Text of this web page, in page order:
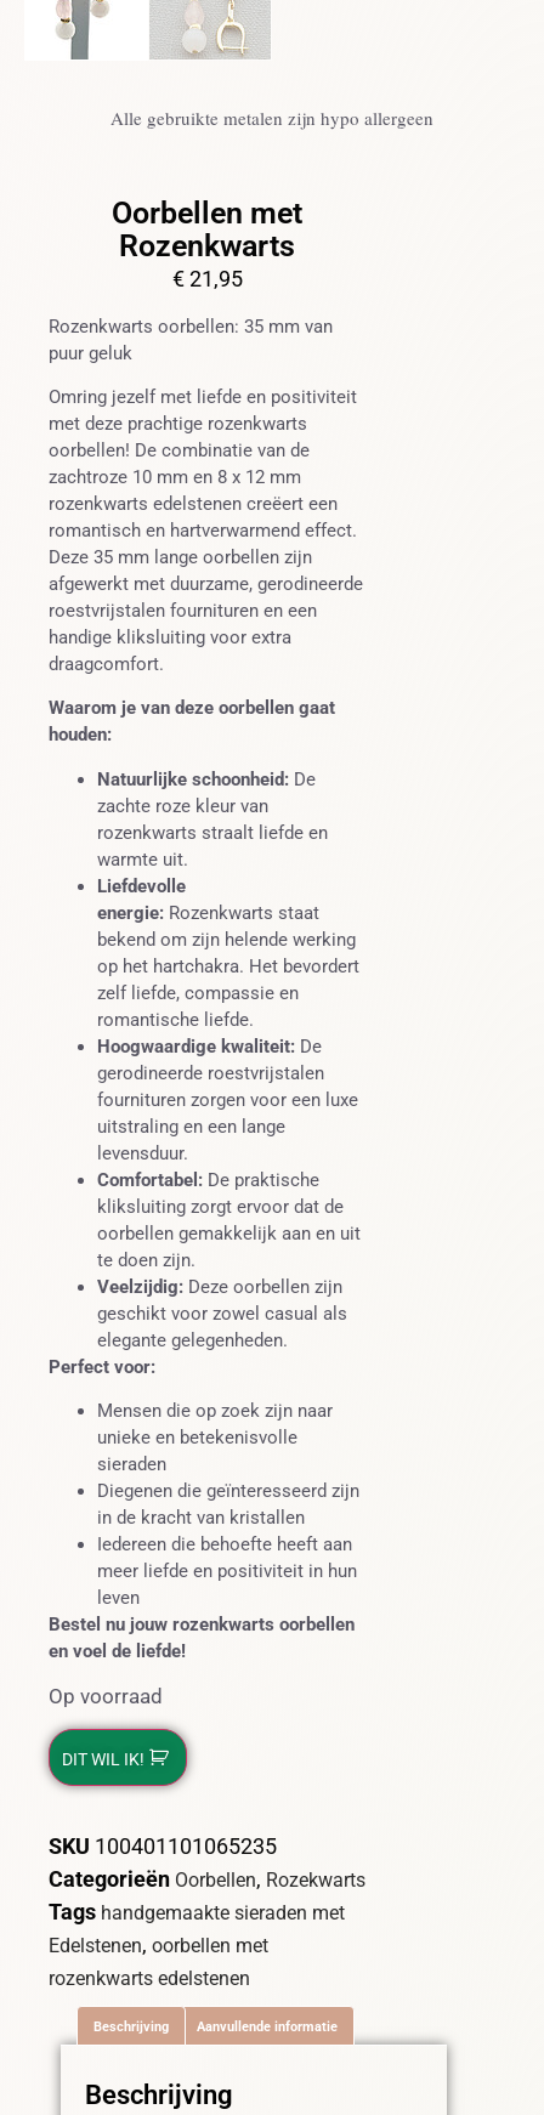
Alle gebruikte metalen zijn hypo allergeen
Oorbellen met
Rozenkwarts
€21,95
Rozenkwarts oorbellen: 35 mm van
puur geluk
Omring jezelf met liefde en positiviteit
met deze prachtige rozenkwarts
oorbellen! De combinatie van de
zachtroze 10 mm en 8 x 12 mm
rozenkwarts edelstenen creëert een
romantisch en hartverwarmend effect.
Deze 35 mm lange oorbellen zijn
afgewerkt met duurzame, gerodineerde
roestvrijstalen fournituren en een
handige kliksluiting voor extra
draagcomfort.
Waarom je van deze oorbellen gaat
houden:
Natuurlijke schoonheid: De
zachte roze kleur van
rozenkwarts straalt liefde en
warmte uit.
Liefdevolle
energie: Rozenkwarts staat
bekend om zijn helende werking
op het hartchakra. Het bevordert
zelf liefde, compassie en
romantische liefde.
Hoogwaardige kwaliteit: De
gerodineerde roestvrijstalen
fournituren zorgen voor een luxe
uitstraling en een lange
levensduur.
Comfortabel: De praktische
kliksluiting zorgt ervoor dat de
oorbellen gemakkelijk aan en uit
te doen zijn.
Veelzijdig: Deze oorbellen zijn
geschikt voor zowel casual als
elegante gelegenheden.
Perfect voor:
Mensen die op zoek zijn naar
unieke en betekenisvolle
sieraden
Diegenen die geïnteresseerd zijn
in de kracht van kristallen
Iedereen die behoefte heeft aan
meer liefde en positiviteit in hun
leven
Bestel nu jouw rozenkwarts oorbellen
en voel de liefde!
Op voorraad
DIT WIL IK!
SKU 100401101065235
Categorieën Oorbellen, Rozekwarts
Tags handgemaakte sieraden met
Edelstenen, oorbellen met
rozenkwarts edelstenen
Beschrijving Aanvullende informatie
Beschrijving